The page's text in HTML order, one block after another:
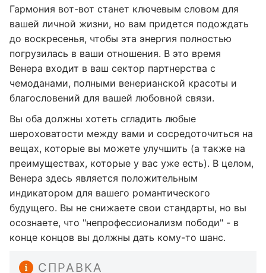
Гармония вот-вот станет ключевым словом для
вашей личной жизни, но вам придется подождать
до воскресенья, чтобы эта энергия полностью
погрузилась в ваши отношения. В это время
Венера входит в ваш сектор партнерства с
чемоданами, полными венерианской красоты и
благословений для вашей любовной связи.
Вы оба должны хотеть сгладить любые
шероховатости между вами и сосредоточиться на
вещах, которые вы можете улучшить (а также на
преимуществах, которые у вас уже есть). В целом,
Венера здесь является положительным
индикатором для вашего романтического
будущего. Вы не снижаете свои стандарты, но вы
осознаете, что "непрофессионализм пободи" - в
конце концов вы должны дать кому-то шанс.
СПРАВКА